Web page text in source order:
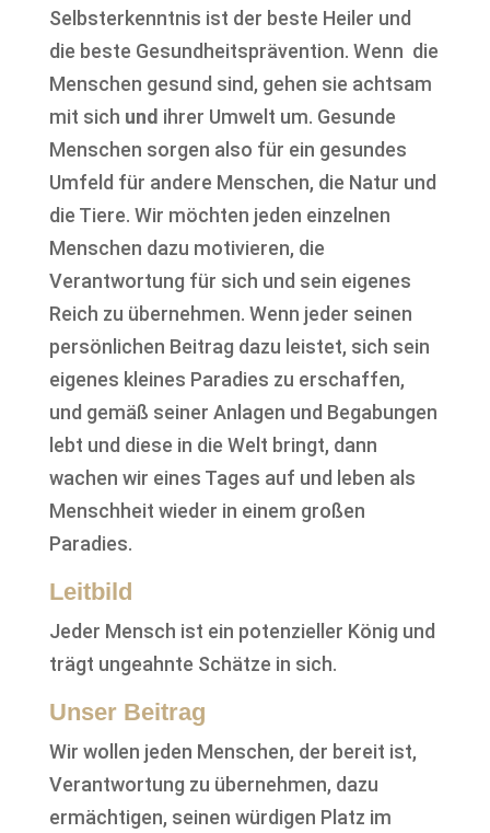
Selbsterkenntnis ist der beste Heiler und
die beste Gesundheitsprävention. Wenn die
Menschen gesund sind, gehen sie achtsam
mit sich und ihrer Umwelt um. Gesunde
Menschen sorgen also für ein gesundes
Umfeld für andere Menschen, die Natur und
die Tiere. Wir möchten jeden einzelnen
Menschen dazu motivieren, die
Verantwortung für sich und sein eigenes
Reich zu übernehmen. Wenn jeder seinen
persönlichen Beitrag dazu leistet, sich sein
eigenes kleines Paradies zu erschaffen,
und gemäß seiner Anlagen und Begabungen
lebt und diese in die Welt bringt, dann
wachen wir eines Tages auf und leben als
Menschheit wieder in einem großen
Paradies.
Leitbild
Jeder Mensch ist ein potenzieller König und
trägt ungeahnte Schätze in sich.
Unser Beitrag
Wir wollen jeden Menschen, der bereit ist,
Verantwortung zu übernehmen, dazu
ermächtigen, seinen würdigen Platz im